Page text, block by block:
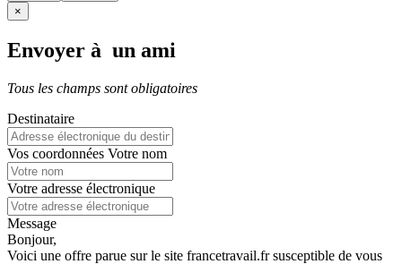
×
Envoyer à un ami
Tous les champs sont obligatoires
Destinataire
Vos coordonnées Votre nom
Votre adresse électronique
Message
Bonjour,
Voici une offre parue sur le site francetravail.fr susceptible de vous